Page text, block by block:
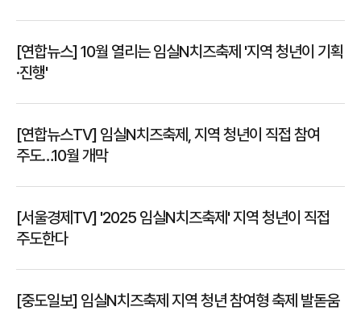
[연합뉴스] 10월 열리는 임실N치즈축제 '지역 청년이 기획
·진행'
[연합뉴스TV] 임실N치즈축제, 지역 청년이 직접 참여
주도…10월 개막
[서울경제TV] '2025 임실N치즈축제' 지역 청년이 직접
주도한다
[중도일보] 임실N치즈축제 지역 청년 참여형 축제 발돋움